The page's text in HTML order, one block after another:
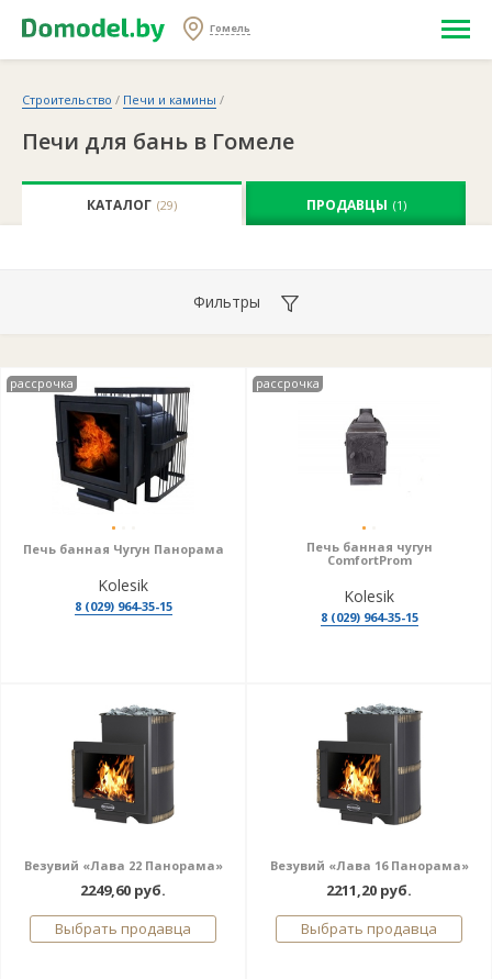
Гомель
Строительство / Печи и камины /
Печи для бань в Гомеле
КАТАЛОГ (29) ПРОДАВЦЫ (1)
Фильтры
рассрочка
Печь банная Чугун Панорама
Kolesik
8 (029) 964-35-15
рассрочка
Печь банная чугун
ComfortProm
Kolesik
8 (029) 964-35-15
Везувий «Лава 22 Панорама»
2249,60 руб.
Выбрать продавца
Везувий «Лава 16 Панорама»
2211,20 руб.
Выбрать продавца